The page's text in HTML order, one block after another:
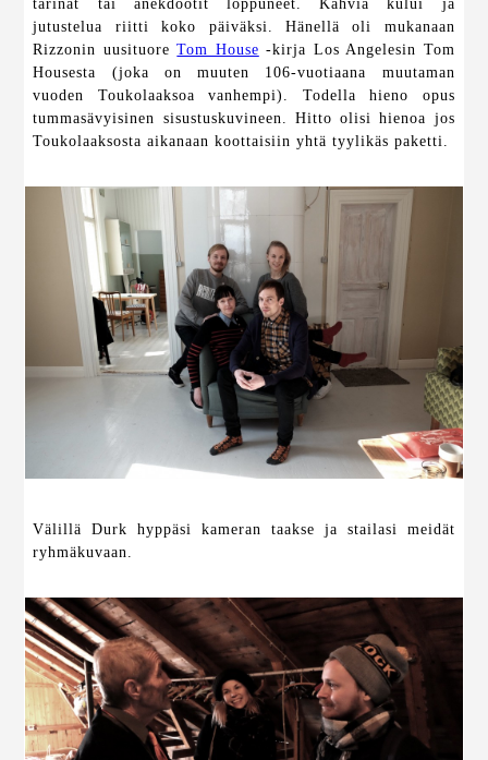
tarinat tai anekdootit loppuneet. Kahvia kului ja
jutustelua riitti koko päiväksi. Hänellä oli mukanaan
Rizzonin uusituoreTom House -kirja Los Angelesin Tom
Housesta (joka on muuten 106-vuotiaana muutaman
vuoden Toukolaaksoa vanhempi). Todella hieno opus
tummasävyisinen sisustuskuvineen. Hitto olisi hienoa jos
Toukolaaksosta aikanaan koottaisiin yhtä tyylikäs paketti.
Välillä Durk hyppäsi kameran taakse ja stailasi meidät
ryhmäkuvaan.